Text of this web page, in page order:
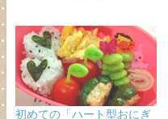
初めての「ハート型おにぎ